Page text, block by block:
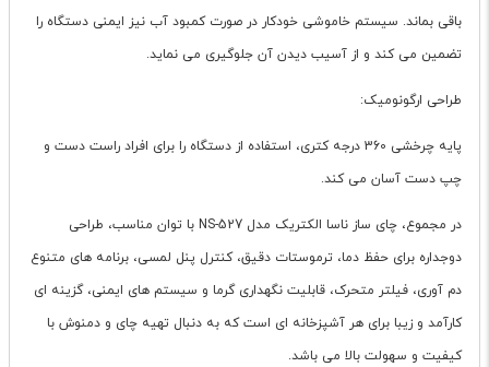
باقی بماند. سیستم خاموشی خودکار در صورت کمبود آب نیز ایمنی دستگاه را
تضمین می کند و از آسیب دیدن آن جلوگیری می نماید.
طراحی ارگونومیک:
پایه چرخشی 360 درجه کتری، استفاده از دستگاه را برای افراد راست دست و
چپ دست آسان می کند.
در مجموع، چای ساز ناسا الکتریک مدل NS-527 با توان مناسب، طراحی
دوجداره برای حفظ دما، ترموستات دقیق، کنترل پنل لمسی، برنامه های متنوع
دم آوری، فیلتر متحرک، قابلیت نگهداری گرما و سیستم های ایمنی، گزینه ای
کارآمد و زیبا برای هر آشپزخانه ای است که به دنبال تهیه چای و دمنوش با
کیفیت و سهولت بالا می باشد.